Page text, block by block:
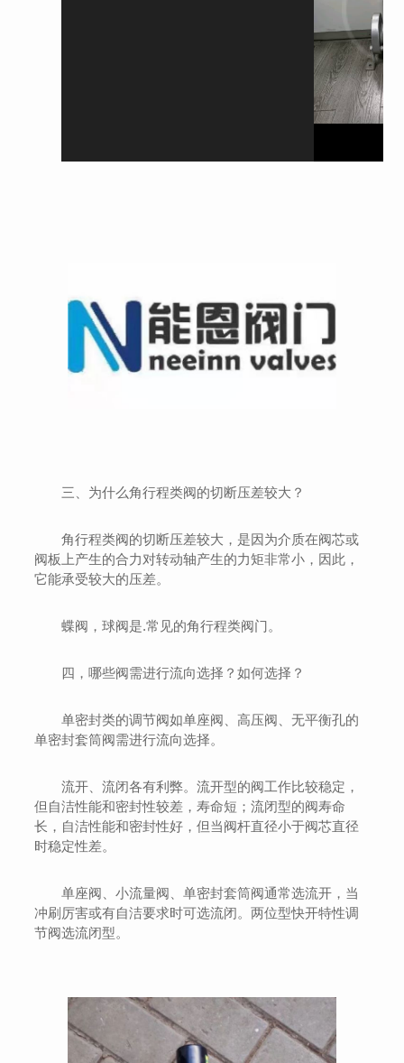
三、为什么角行程类阀的切断压差较大？
角行程类阀的切断压差较大，是因为介质在阀芯或
阀板上产生的合力对转动轴产生的力矩非常小，因此，
它能承受较大的压差。
蝶阀，球阀是.常见的角行程类阀门。
四，哪些阀需进行流向选择？如何选择？
单密封类的调节阀如单座阀、高压阀、无平衡孔的
单密封套筒阀需进行流向选择。
流开、流闭各有利弊。流开型的阀工作比较稳定，
但自洁性能和密封性较差，寿命短；流闭型的阀寿命
长，自洁性能和密封性好，但当阀杆直径小于阀芯直径
时稳定性差。
单座阀、小流量阀、单密封套筒阀通常选流开，当
冲刷厉害或有自洁要求时可选流闭。两位型快开特性调
节阀选流闭型。